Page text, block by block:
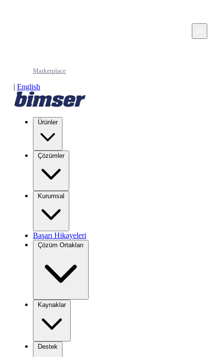
Marketplace
| English
Ürünler
Çözümler
Kurumsal
Başarı Hikayeleri
Çözüm Ortakları
Kaynaklar
Destek